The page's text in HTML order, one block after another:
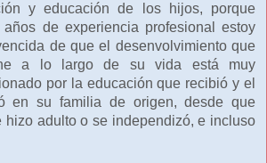
y educación de los hijos, porque
de experiencia profesional estoy
de que el desenvolvimiento que
a lo largo de su vida está muy
por la educación que recibió y el
en su familia de origen, desde que
hizo adulto o se independizó, e incluso